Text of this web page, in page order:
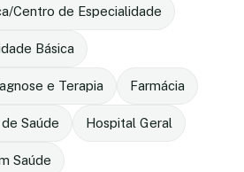
Centro de Especialidade
Básica
e Terapia Farmácia
Saúde Hospital Geral
Saúde